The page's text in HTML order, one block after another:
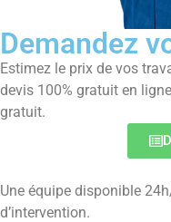
Demandez
Estimez le prix de vos
devis 100% gratuit en
gratuit.
Une équipe disponible
d’intervention.